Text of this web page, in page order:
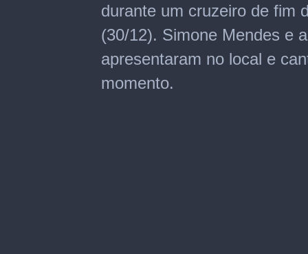
minute,
seconds
durante um cruzeiro de fim
(30/12). Simone Mendes e
apresentaram no local e
momento.